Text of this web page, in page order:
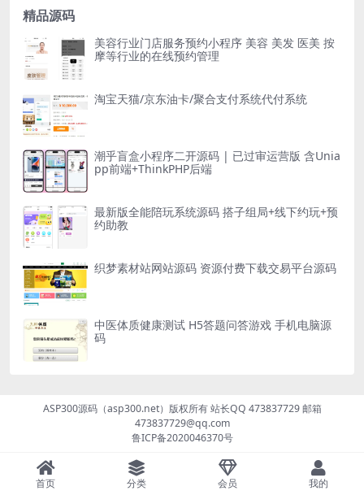
精品源码
美容行业门店服务预约小程序 美容 美发 医美 按
摩等行业的在线预约管理
淘宝天猫/京东油卡/聚合支付系统代付系统
潮乎盲盒小程序二开源码 | 已过审运营版 含Unia
pp前端+ThinkPHP后端
最新版全能陪玩系统源码 搭子组局+线下约玩+预
约助教
织梦素材站网站源码 资源付费下载交易平台源码
中医体质健康测试 H5答题问答游戏 手机电脑源
码
ASP300源码（asp300.net）版权所有 站长QQ 473837729 邮箱
473837729@qq.com
鲁ICP备2020046370号
首页 分类 会员 我的